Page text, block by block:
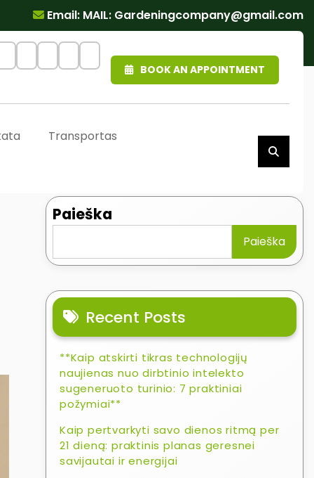
Email: MAIL: Gardeningcompany@gmail.com
BOOK AN APPOINTMENT
Transportas
Paieška
Paieška
Recent Posts
**Kaip atskirti tikras technologijų
naujienas nuo dirbtinio intelekto
sugeneruoto turinio: 7 praktiniai
požymiai**
Kaip pertvarkyti savo dienos ritmą per
21 dieną: praktinis planas geresnei
savijautai ir energijai